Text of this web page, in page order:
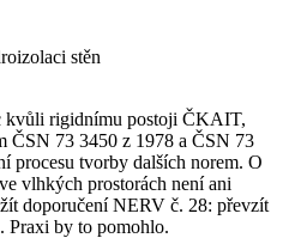
stěn
kvůli rigidnímu postoji ČKAIT,
ČSN 73 3450 z 1978 a ČSN 73
procesu tvorby dalších norem. O
vlhkých prostorách není ani
doporučení NERV č. 28: převzít
Praxi by to pomohlo.